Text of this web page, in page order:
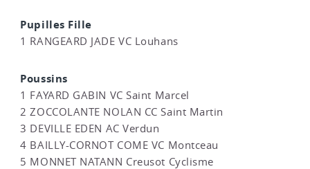
Pupilles Fille
1 RANGEARD JADE VC Louhans
Poussins
1 FAYARD GABIN VC Saint Marcel
2 ZOCCOLANTE NOLAN CC Saint Martin
3 DEVILLE EDEN AC Verdun
4 BAILLY-CORNOT COME VC Montceau
5 MONNET NATANN Creusot Cyclisme